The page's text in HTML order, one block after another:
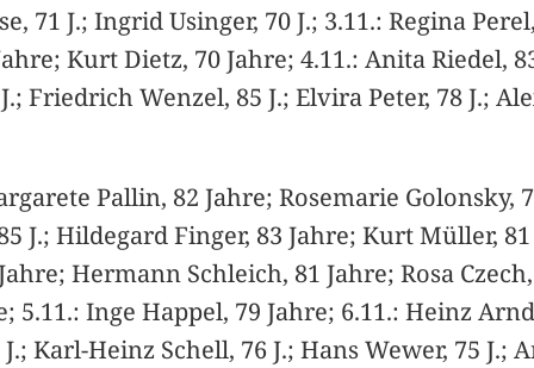
71 J.; Ingrid Usinger, 70 J.; 3.11.: Regina
Kurt Dietz, 70 Jahre; 4.11.: Anita Riedel,
Friedrich Wenzel, 85 J.; Elvira Peter, 78 J.;
Pallin, 82 Jahre; Rosemarie Golonsky,
J.; Hildegard Finger, 83 Jahre; Kurt Müller,
Hermann Schleich, 81 Jahre; Rosa
Inge Happel, 79 Jahre; 6.11.: Heinz
Karl-Heinz Schell, 76 J.; Hans Wewer, 75 J.;